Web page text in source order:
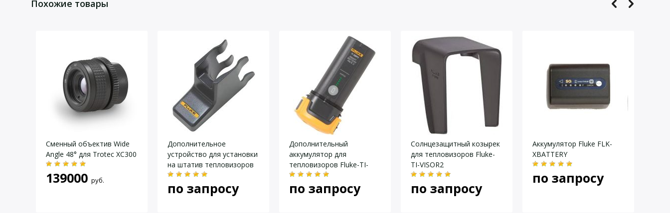
Даю согласие наобработку персональных данных.
Похожие товары
Сменный объектив Wide
Angle 48° для Trotec XC300
139000 руб.
Дополнительное
устройство для установки
на штатив тепловизоров
Fluke-TI-TRIPOD
по запросу
Дополнительный
аккумулятор для
тепловизоров Fluke-TI-
SBP3
по запросу
Солнцезащитный козырек
для тепловизоров Fluke-
TI-VISOR2
по запросу
Аккумулятор Fluke FLK-
XBATTERY
по запросу